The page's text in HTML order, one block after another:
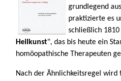
grundlegend
praktizierte es
schließlich
Heilkunst", das bis heute ein
homöopathische Therapeuten
Nach der Ähnlichkeitsregel wird